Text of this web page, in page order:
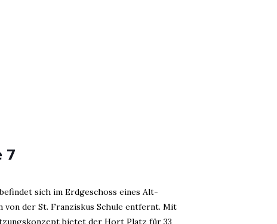
7
sich im Erdgeschoss eines Alt-
von der St. Franziskus Schule entfernt. Mit